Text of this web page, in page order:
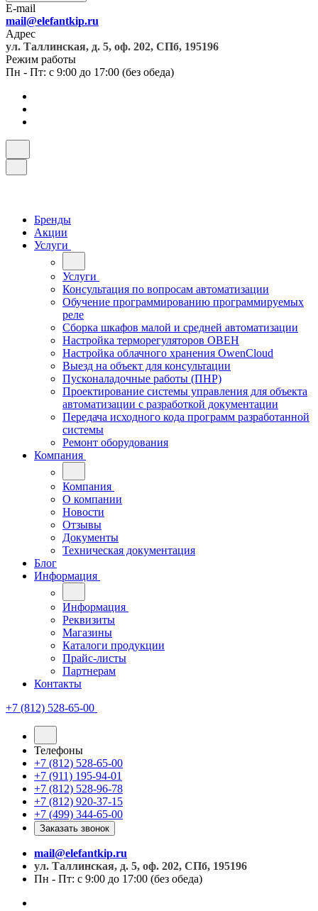
E-mail
mail@elefantkip.ru
Адрес
ул. Таллинская, д. 5, оф. 202, СПб, 195196
Режим работы
Пн - Пт: с 9:00 до 17:00 (без обеда)
Бренды
Акции
Услуги
Услуги
Консультация по вопросам автоматизации
Обучение программированию программируемых
реле
Сборка шкафов малой и средней автоматизации
Настройка терморегуляторов ОВЕН
Настройка облачного хранения OwenCloud
Выезд на объект для консультации
Пусконаладочные работы (ПНР)
Проектирование системы управления для объекта
автоматизации с разработкой документации
Передача исходного кода программ разработанной
системы
Ремонт оборудования
Компания
Компания
О компании
Новости
Отзывы
Документы
Техническая документация
Блог
Информация
Информация
Реквизиты
Магазины
Каталоги продукции
Прайс-листы
Партнерам
Контакты
+7 (812) 528-65-00
Телефоны
+7 (812) 528-65-00
+7 (911) 195-94-01
+7 (812) 528-96-78
+7 (812) 920-37-15
+7 (499) 344-65-00
Заказать звонок
mail@elefantkip.ru
ул. Таллинская, д. 5, оф. 202, СПб, 195196
Пн - Пт: с 9:00 до 17:00 (без обеда)